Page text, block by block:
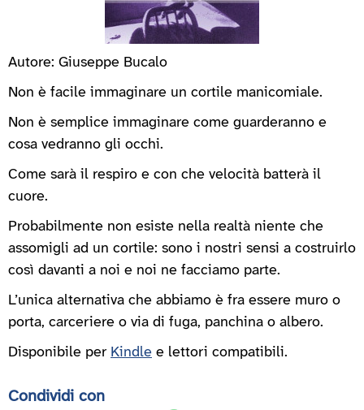
Autore: Giuseppe Bucalo
Non è facile immaginare un cortile manicomiale.
Non è semplice immaginare come guarderanno e
cosa vedranno gli occhi.
Come sarà il respiro e con che velocità batterà il
cuore.
Probabilmente non esiste nella realtà niente che
assomigli ad un cortile: sono i nostri sensi a costruirlo
così davanti a noi e noi ne facciamo parte.
L’unica alternativa che abbiamo è fra essere muro o
porta, carceriere o via di fuga, panchina o albero.
Disponibile per Kindle e lettori compatibili.
Condividi con